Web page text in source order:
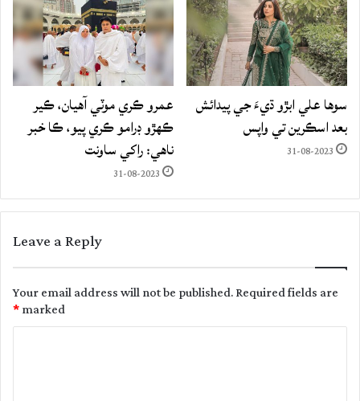
سوها علي ابڙو ڌيءَ جي پيدائش
بعد اسڪرين تي واپس
31-08-2023
عمرو ڪري موٽي آهيان، ڪير
ڪهڙو ڊرامو ڪري پيو، ڪا خبر
ناهي: راکي ساونت
31-08-2023
Leave a Reply
Your email address will not be published.Required fields are
marked
*